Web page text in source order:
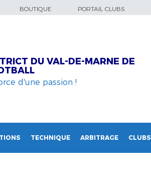
BOUTIQUE PORTAIL CLUBS
DU VAL-DE-MARNE DE
d'une passion !
TECHNIQUE ARBITRAGE CLUBS